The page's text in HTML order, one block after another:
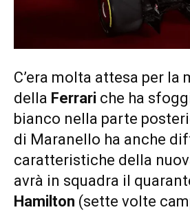
C’era molta attesa per la
della Ferrari che ha
bianco nella parte
di Maranello ha anche
caratteristiche della
avrà in squadra il
Hamilton (sette volte